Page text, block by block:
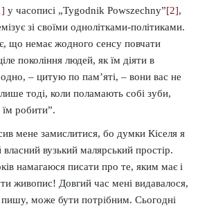
у часописі „Tygodnik Powszechny”[2],
зі своїми однолітками-політиками.
що немає жодного сенсу повчати
покоління людей, як їм діяти в
одно, – цитую по пам’яті, – вони вас не
тоді, коли поламають собі зуби,
робити”.
мене замислитися, бо думки Кіселя я
власний вузький малярський простір.
намагаюся писати про те, яким має і
живопис! Довгий час мені видавалося,
може бути потрібним. Сьогодні